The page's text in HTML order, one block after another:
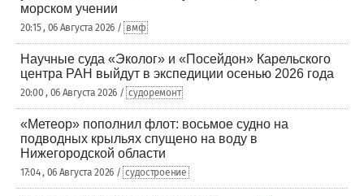
морском учении
20:15 , 06 Августа 2026 / вмф
Научные суда «Эколог» и «Посейдон» Карельского
центра РАН выйдут в экспедиции осенью 2026 года
20:00 , 06 Августа 2026 / судоремонт
«Метеор» пополнил флот: восьмое судно на
подводных крыльях спущено на воду в
Нижегородской области
17:04 , 06 Августа 2026 / судостроение